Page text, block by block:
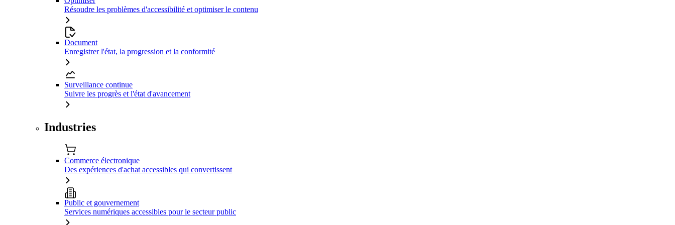
Résoudre les problèmes d'accessibilité et optimiser le contenu
Document
Enregistrer l'état, la progression et la conformité
Surveillance continue
Suivre les progrès et l'état d'avancement
Industries
Commerce électronique
Des expériences d'achat accessibles qui convertissent
Public et gouvernement
Services numériques accessibles pour le secteur public